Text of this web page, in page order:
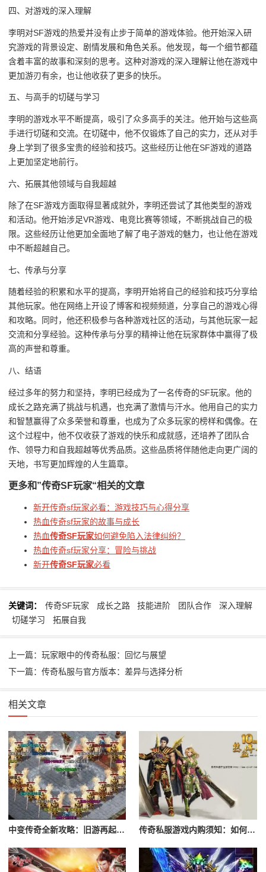
四、对游戏的深入理解
李明对SF游戏的热爱并没有止步于简单的游戏体验。他开始深入研
究游戏的背景设定、剧情发展和角色关系。他发现，每一个细节都蕴
含着丰富的故事和深刻的思考。这种对游戏的深入理解让他在游戏中
更加游刃有余，也让他收获了更多的快乐。
五、与高手的切磋与学习
李明的游戏水平不断提高，吸引了众多高手的关注。他开始与这些高
手进行切磋和交流。在切磋中，他不仅锻炼了自己的实力，还从对手
身上学到了很多宝贵的经验和技巧。这些经历让他在SF游戏的道路
上更加坚定地前行。
六、拓展其他领域与自我超越
除了在SF游戏方面取得显著成就外，李明还尝试了其他类型的游戏
和活动。他开始涉足VR游戏、电竞比赛等领域，不断挑战自己的极
限。这些经历让他更加全面地了解了电子游戏的魅力，也让他在游戏
中不断超越自己。
七、传承与分享
随着经验的积累和水平的提高，李明开始将自己的经验和技巧分享给
其他玩家。他在网络上开设了博客和视频频道，分享自己的游戏心得
和攻略。同时，他还积极参与各种游戏社区的活动，与其他玩家一起
交流和分享经验。这种传承与分享的精神让他在玩家群体中赢得了极
高的声誉和尊重。
八、结语
经过多年的努力和坚持，李明已经成为了一名传奇的SF玩家。他的
成长之路充满了挑战与机遇，也充满了激情与汗水。他用自己的实力
和智慧赢得了众多荣誉和尊重，也成为了众多玩家的榜样和偶像。在
这个过程中，他不仅收获了游戏的快乐和成就感，还培养了团队合
作、领导力和自我超越等优秀品质。这些品质将伴随他走向更广阔的
天地，书写更加辉煌的人生篇章。
更多和”传奇SF玩家“相关的文章
新开传奇sf玩家必看：游戏技巧与心得分享
热血传奇sf玩家的故事与成长
热血传奇SF玩家如何避免陷入法律纠纷？
热血传奇sf玩家分享：冒险与挑战
新开传奇SF玩家必看
关键词： 传奇SF玩家 成长之路 技能进阶 团队合作
深入理解
切磋学习
拓展自我
上一篇：玩家眼中的传奇私服：回忆与展望
下一篇：传奇私服与官方版本：差异与选择分析
相关文章
中变传奇全新攻略：旧游再起，谁是最强霸主 传奇私服游戏内购须知：如何避免陷阱，享受游戏